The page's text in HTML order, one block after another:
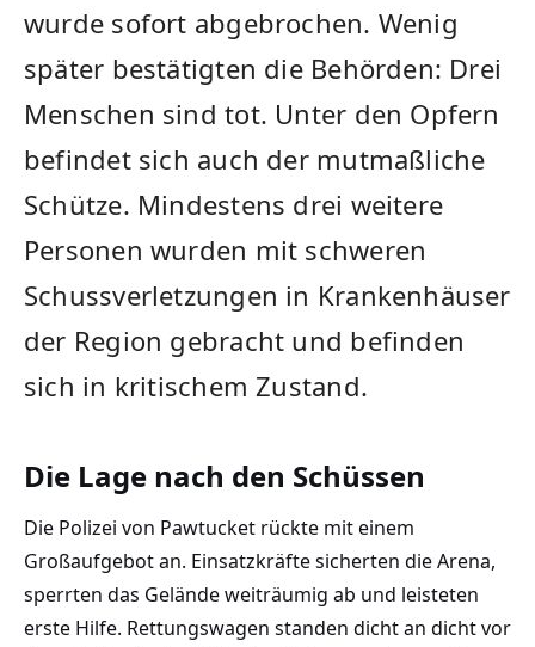
wurde sofort abgebrochen. Wenig
später bestätigten die Behörden: Drei
Menschen sind tot. Unter den Opfern
befindet sich auch der mutmaßliche
Schütze. Mindestens drei weitere
Personen wurden mit schweren
Schussverletzungen in Krankenhäuser
der Region gebracht und befinden
sich in kritischem Zustand.
Die Lage nach den Schüssen
Die Polizei von Pawtucket rückte mit einem
Großaufgebot an. Einsatzkräfte sicherten die Arena,
sperrten das Gelände weiträumig ab und leisteten
erste Hilfe. Rettungswagen standen dicht an dicht vor